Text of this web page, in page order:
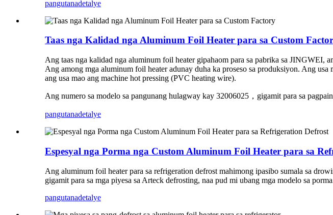
pangutanadetalye
Taas nga Kalidad nga Aluminum Foil Heater para sa Custom
Ang taas nga kalidad nga aluminum foil heater gipahaom para sa pabrika sa JINGWEI,
Ang among mga aluminum foil heater adunay duha ka proseso sa produksiyon. Ang
ang usa mao ang machine hot pressing (PVC heating wire).
Ang numero sa modelo sa pangunang hulagway kay 32006025，gigamit para sa
pangutanadetalye
Espesyal nga Porma nga Custom Aluminum Foil Heater para sa
Ang aluminum foil heater para sa refrigeration defrost mahimong ipasibo sumala sa
gigamit para sa mga piyesa sa Arteck defrosting, naa pud mi ubang mga modelo sa
pangutanadetalye